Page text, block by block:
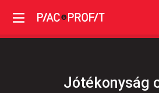
Jótékonyság